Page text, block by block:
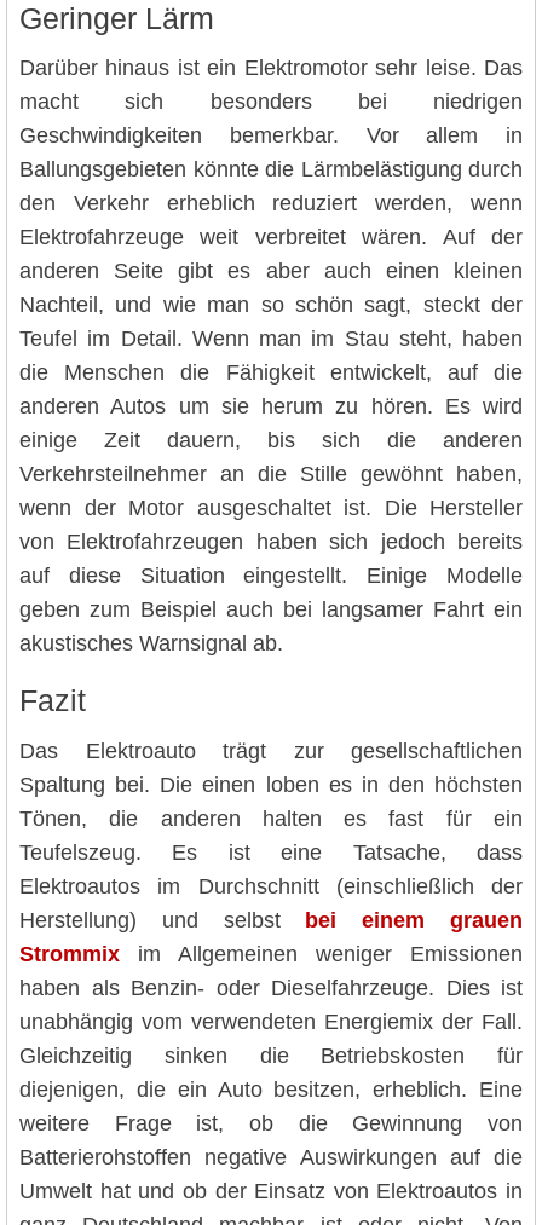
Geringer Lärm
Darüber hinaus ist ein Elektromotor sehr leise. Das
macht sich besonders bei niedrigen
Geschwindigkeiten bemerkbar. Vor allem in
Ballungsgebieten könnte die Lärmbelästigung durch
den Verkehr erheblich reduziert werden, wenn
Elektrofahrzeuge weit verbreitet wären. Auf der
anderen Seite gibt es aber auch einen kleinen
Nachteil, und wie man so schön sagt, steckt der
Teufel im Detail. Wenn man im Stau steht, haben
die Menschen die Fähigkeit entwickelt, auf die
anderen Autos um sie herum zu hören. Es wird
einige Zeit dauern, bis sich die anderen
Verkehrsteilnehmer an die Stille gewöhnt haben,
wenn der Motor ausgeschaltet ist. Die Hersteller
von Elektrofahrzeugen haben sich jedoch bereits
auf diese Situation eingestellt. Einige Modelle
geben zum Beispiel auch bei langsamer Fahrt ein
akustisches Warnsignal ab.
Fazit
Das Elektroauto trägt zur gesellschaftlichen
Spaltung bei. Die einen loben es in den höchsten
Tönen, die anderen halten es fast für ein
Teufelszeug. Es ist eine Tatsache, dass
Elektroautos im Durchschnitt (einschließlich der
Herstellung) und selbst bei einem grauen
Strommix im Allgemeinen weniger Emissionen
haben als Benzin- oder Dieselfahrzeuge. Dies ist
unabhängig vom verwendeten Energiemix der Fall.
Gleichzeitig sinken die Betriebskosten für
diejenigen, die ein Auto besitzen, erheblich. Eine
weitere Frage ist, ob die Gewinnung von
Batterierohstoffen negative Auswirkungen auf die
Umwelt hat und ob der Einsatz von Elektroautos in